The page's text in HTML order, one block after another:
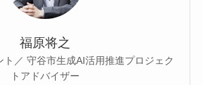
福原将之
ト／ 守谷市生成AI活用推進プロジェク
トアドバイザー